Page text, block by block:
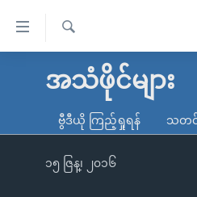
လွယ်ကူ
သည့်
မူလစာမျက်နှာ
ကမ္ဘာ့သတင်းများ
နိုင်ငံတကာ
ရ
အသံဖိုင်များ
ဗွီဒီယို ကြည့်ရှုရန် သတင်
၁၅ ဇြန္၊ ၂၀၁၆